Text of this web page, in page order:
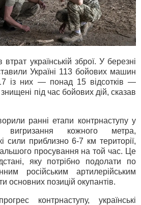
українській зброї. У березні
Україні 113 бойових машин
із них — понад 15 відсотків —
під час бойових дій, сказав
ранні етапи контрнаступу у
вигризання кожного метра,
сили приблизно 6-7 км території,
просування на той час. Це
яку потрібно подолати по
російським артилерійським
основних позицій окупантів.
контрнаступу, українські